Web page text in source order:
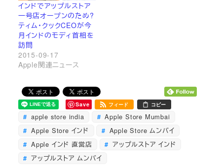
インドでアップルストア
一号店オープンのため?
ティム・クックCEOが今
月インドのモディ首相を
訪問
2015-09-17
Apple関連ニュース
Save フィード コピー
apple store india
Apple Store Mumbai
Apple Store インド
Apple Store ムンバイ
Apple インド 直営店
アップルストア インド
アップルストア ムンバイ